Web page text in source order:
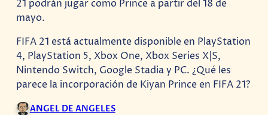
21 podrán jugar como Prince a partir del 18 de
mayo.
FIFA 21 está actualmente disponible en PlayStation
4, PlayStation 5, Xbox One, Xbox Series X|S,
Nintendo Switch, Google Stadia y PC. ¿Qué les
parece la incorporación de Kiyan Prince en FIFA 21?
ANGEL DE ANGELES